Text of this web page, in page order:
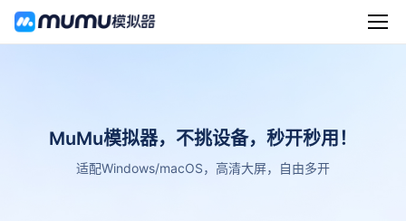
MuMu模拟器，不挑设备，秒开秒用！
适配Windows/macOS，高清大屏，自由多开